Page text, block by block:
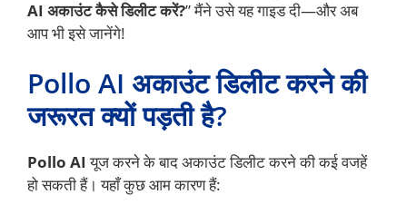
AI अकाउंट कैसे डिलीट करें?” मैंने उसे यह गाइड दी—और अब
आप भी इसे जानेंगे!
Pollo AI अकाउंट डिलीट करने की
जरूरत क्यों पड़ती है?
Pollo AI यूज करने के बाद अकाउंट डिलीट करने की कई वजहें
हो सकती हैं। यहाँ कुछ आम कारण हैं: